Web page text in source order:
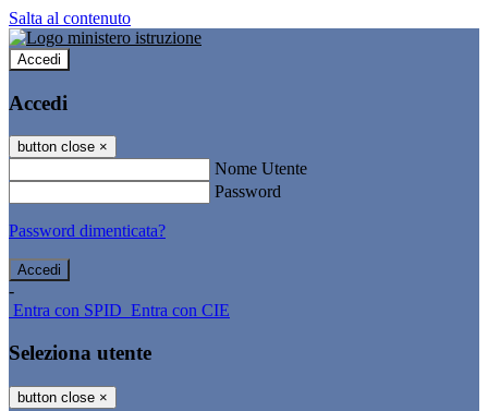
Salta al contenuto
Accedi
Accedi
button close ×
Nome Utente
Password
Password dimenticata?
-
Entra con SPID Entra con CIE
Seleziona utente
button close ×